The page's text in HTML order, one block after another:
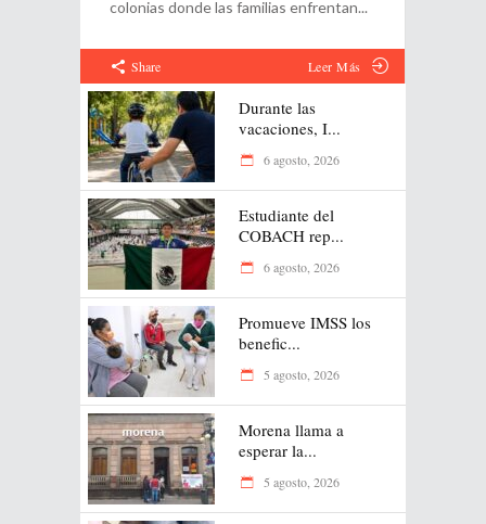
colonias donde las familias enfrentan
Share Leer Más
Durante las
vacaciones, I...
6 agosto, 2026
Estudiante del
COBACH rep...
6 agosto, 2026
Promueve IMSS los
benefic...
5 agosto, 2026
Morena llama a
esperar la...
5 agosto, 2026